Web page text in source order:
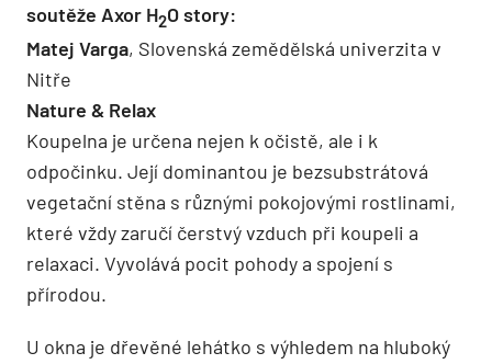
soutěže Axor H2O story:
Matej Varga, Slovenská zemědělská univerzita v
Nitře
Nature & Relax
Koupelna je určena nejen k očistě, ale i k
odpočinku. Její dominantou je bezsubstrátová
vegetační stěna s různými pokojovými rostlinami,
které vždy zaručí čerstvý vzduch při koupeli a
relaxaci. Vyvolává pocit pohody a spojení s
přírodou.
U okna je dřevěné lehátko s výhledem na hluboký